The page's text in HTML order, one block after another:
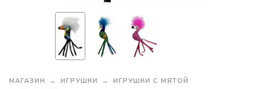
МАГАЗИН ИГРУШКИ ИГРУШКИ С МЯТОЙ